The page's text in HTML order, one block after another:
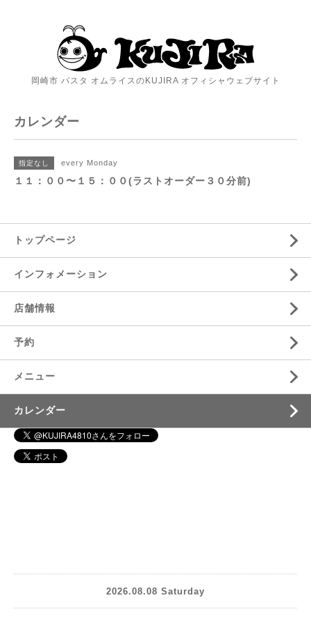
岡崎市 パスタ オムライスのKUJIRA オフィシャウェブサイト
カレンダー
指定なし every Monday
１１：００〜１５：００(ラストオーダー３０分前)
トップページ
インフォメーション
店舗情報
予約
メニュー
カレンダー
2026.08.08 Saturday